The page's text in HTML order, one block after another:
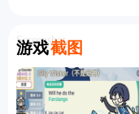
游戏截图
Screenshot